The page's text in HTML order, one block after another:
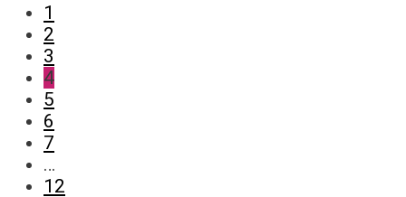
1
2
3
4
5
6
7
…
12